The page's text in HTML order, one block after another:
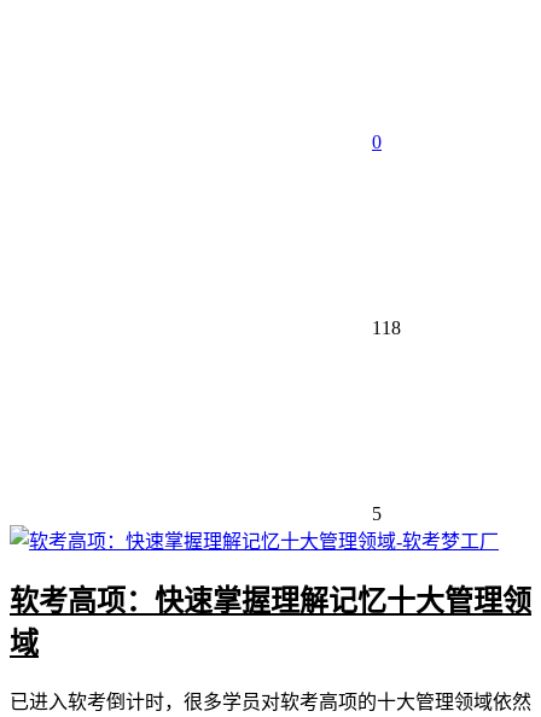
0
118
5
软考高项：快速掌握理解记忆十大管理领
域
已进入软考倒计时，很多学员对软考高项的十大管理领域依然